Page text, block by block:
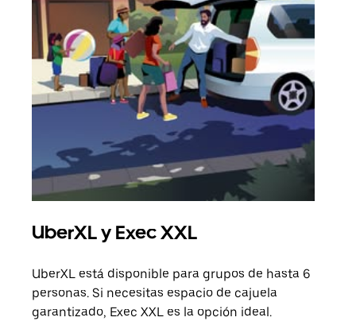
UberXL y Exec XXL
UberXL está disponible para grupos de hasta 6
personas. Si necesitas espacio de cajuela
garantizado, Exec XXL es la opción ideal.